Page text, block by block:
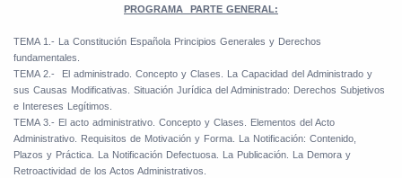
PROGRAMA
PARTE GENERAL:
TEMA 1.- La Constitución Española Principios Generales y Derechos
fundamentales.
TEMA 2.-
El administrado. Concepto y Clases. La Capacidad del Administrado y
sus Causas Modificativas. Situación Jurídica del Administrado: Derechos Subjetivos
e Intereses Legítimos.
TEMA 3.- El acto administrativo. Concepto y Clases. Elementos del Acto
Administrativo. Requisitos de Motivación y Forma. La Notificación: Contenido,
Plazos y Práctica. La Notificación Defectuosa. La Publicación. La Demora y
Retroactividad de los Actos Administrativos.